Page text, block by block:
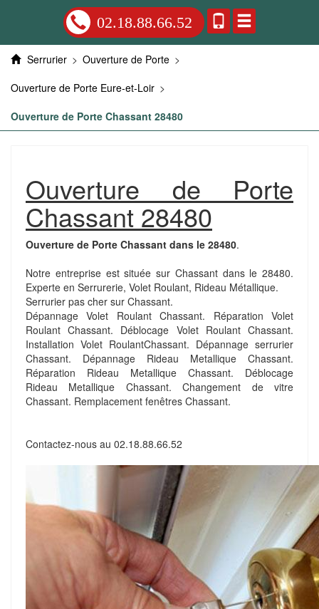
02.18.88.66.52
Serrurier > Ouverture de Porte >
Ouverture de Porte Eure-et-Loir >
Ouverture de Porte Chassant 28480
Ouverture de Porte
Chassant 28480
Ouverture de Porte Chassant dans le 28480.
Notre entreprise est située sur Chassant dans le 28480.
Experte en Serrurerie, Volet Roulant, Rideau Métallique.
Serrurier pas cher sur Chassant.
Dépannage Volet Roulant Chassant. Réparation Volet
Roulant Chassant. Déblocage Volet Roulant Chassant.
Installation Volet RoulantChassant. Dépannage serrurier
Chassant. Dépannage Rideau Metallique Chassant.
Réparation Rideau Metallique Chassant. Déblocage
Rideau Metallique Chassant. Changement de vitre
Chassant. Remplacement fenêtres Chassant.
Contactez-nous au 02.18.88.66.52